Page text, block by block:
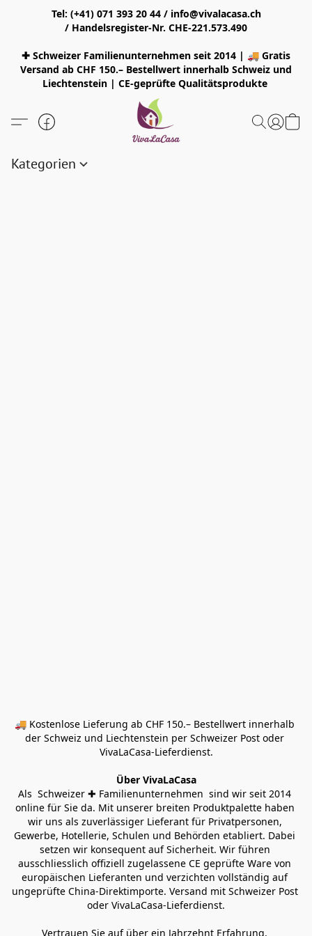
Tel: (+41) 071 393 20 44 / info@vivalacasa.ch
/ Handelsregister-Nr. CHE-221.573.490
✚ Schweizer Familienunternehmen seit 2014 | 🚚 Gratis
Versand ab CHF 150.– Bestellwert innerhalb Schweiz und
Liechtenstein | CE-geprüfte Qualitätsprodukte
Kategorien
🚚 Kostenlose Lieferung ab CHF 150.– Bestellwert innerhalb
der Schweiz und Liechtenstein per Schweizer Post oder
VivaLaCasa-Lieferdienst.
Über VivaLaCasa
Als  Schweizer ✚ Familienunternehmen  sind wir seit 2014
online für Sie da. Mit unserer breiten Produktpalette haben
wir uns als zuverlässiger Lieferant für Privatpersonen,
Gewerbe, Hotellerie, Schulen und Behörden etabliert. Dabei
setzen wir konsequent auf Sicherheit. Wir führen
ausschliesslich offiziell zugelassene CE geprüfte Ware von
europäischen Lieferanten und verzichten vollständig auf
ungeprüfte China-Direktimporte. Versand mit Schweizer Post
oder VivaLaCasa-Lieferdienst.
Vertrauen Sie auf über ein Jahrzehnt Erfahrung,